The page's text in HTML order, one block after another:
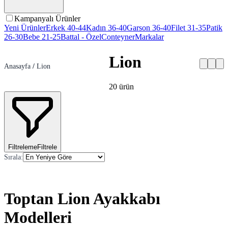
Kampanyalı Ürünler
Yeni ÜrünlerErkek 40-44Kadın 36-40Garson 36-40Filet 31-35Patik
26-30Bebe 21-25Battal - ÖzelConteynerMarkalar
Anasayfa / Lion Lion
20 ürün
FiltrelemeFiltrele
Sırala:
Toptan Lion Ayakkabı
Modelleri